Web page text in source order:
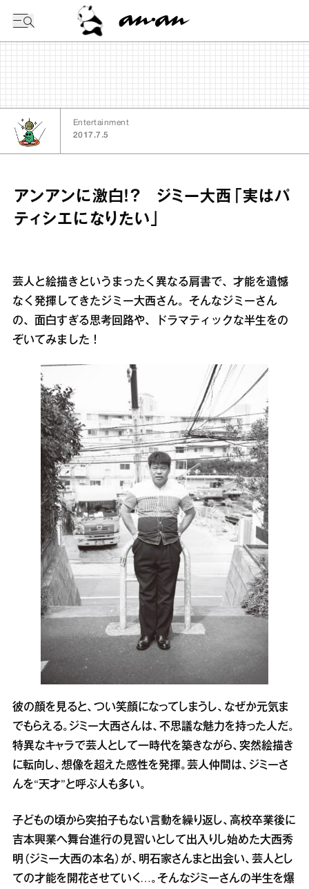
Entertainment
2017.7.5
アンアンに激白！？ ジミー大西「実はパ
ティシエになりたい」
芸人と絵描きというまったく異なる肩書で、才能を遺憾
なく発揮してきたジミー大西さん。そんなジミーさん
の、面白すぎる思考回路や、ドラマティックな半生をの
ぞいてみました！
彼の顔を見ると、つい笑顔になってしまうし、なぜか元気ま
でもらえる。ジミー大西さんは、不思議な魅力を持った人だ。
特異なキャラで芸人として一時代を築きながら、突然絵描き
に転向し、想像を超えた感性を発揮。芸人仲間は、ジミーさ
んを“天才”と呼ぶ人も多い。
子どもの頃から突拍子もない言動を繰り返し、高校卒業後に
吉本興業へ舞台進行の見習いとして出入りし始めた大西秀
明（ジミー大西の本名）が、明石家さんまと出会い、芸人とし
ての才能を開花させていく…。そんなジミーさんの半生を爆